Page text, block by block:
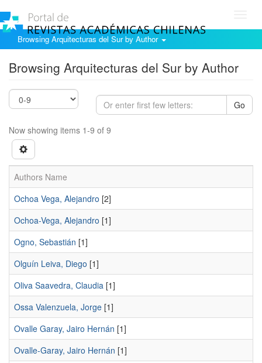
Browsing Arquitecturas del Sur by Author
Browsing Arquitecturas del Sur by Author
Go
Now showing items 1-9 of 9
Authors Name
Ochoa Vega, Alejandro [2]
Ochoa-Vega, Alejandro [1]
Ogno, Sebastián [1]
Olguín Leiva, Diego [1]
Oliva Saavedra, Claudia [1]
Ossa Valenzuela, Jorge [1]
Ovalle Garay, Jairo Hernán [1]
Ovalle-Garay, Jairo Hernán [1]